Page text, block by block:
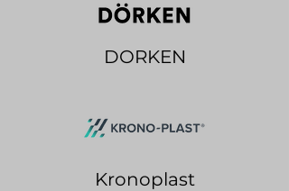
DORKEN
Kronoplast